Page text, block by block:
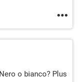
o bianco? Plus